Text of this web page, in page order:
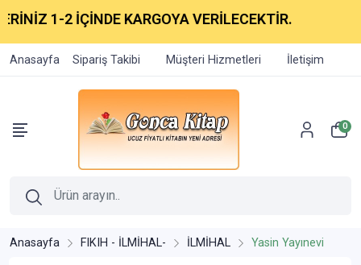
1-2 İÇİNDE KARGOYA VERİLECEKTİR.
Anasayfa Sipariş Takibi Müşteri Hizmetleri İletişim
0
Anasayfa FIKIH - İLMİHAL- İLMİHAL Yasin Yayınevi